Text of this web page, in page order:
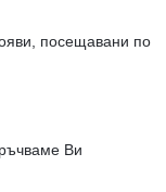
посещавани по
Ви